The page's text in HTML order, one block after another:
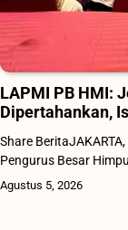
LAPMI PB HMI:
Dipertahankan,
Share
Pengurus Besar
Agustus 5, 2026